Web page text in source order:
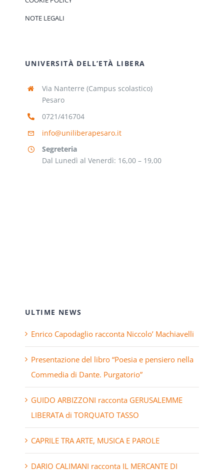
NOTE LEGALI
UNIVERSITÀ DELL’ETÀ LIBERA
Via Nanterre (Campus scolastico)
Pesaro
0721/416704
info@uniliberapesaro.it
Segreteria
Dal Lunedì al Venerdì: 16,00 – 19,00
ULTIME NEWS
Enrico Capodaglio racconta Niccolo’ Machiavelli
Presentazione del libro “Poesia e pensiero nella
Commedia di Dante. Purgatorio”
GUIDO ARBIZZONI racconta GERUSALEMME
LIBERATA di TORQUATO TASSO
CAPRILE TRA ARTE, MUSICA E PAROLE
DARIO CALIMANI racconta IL MERCANTE DI